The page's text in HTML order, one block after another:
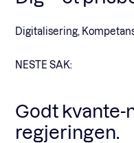
Digitalisering,
NESTE SAK:
Godt kvante-
regjeringen.